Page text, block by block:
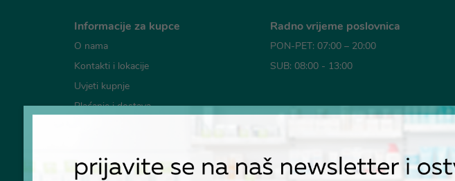
Informacije za kupce
O nama
Kontakti i lokacije
Uvjeti kupnje
Plaćanje i dostava
Pravila privatnosti
Radno vrijeme poslovnica
PON-PET: 07:00 – 20:00
SUB: 08:00 - 13:00
Mogućnosti plaćanja